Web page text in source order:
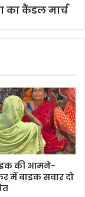
का कैंडल मार्च
की आमने-
में बाइक सवार दो